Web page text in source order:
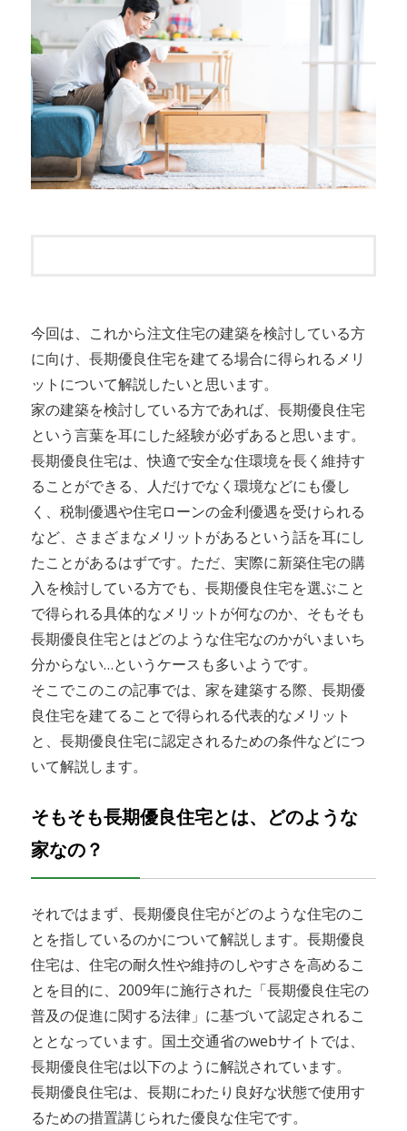
今回は、これから注文住宅の建築を検討している方
に向け、長期優良住宅を建てる場合に得られるメリ
ットについて解説したいと思います。
家の建築を検討している方であれば、長期優良住宅
という言葉を耳にした経験が必ずあると思います。
長期優良住宅は、快適で安全な住環境を長く維持す
ることができる、人だけでなく環境などにも優し
く、税制優遇や住宅ローンの金利優遇を受けられる
など、さまざまなメリットがあるという話を耳にし
たことがあるはずです。ただ、実際に新築住宅の購
入を検討している方でも、長期優良住宅を選ぶこと
で得られる具体的なメリットが何なのか、そもそも
長期優良住宅とはどのような住宅なのかがいまいち
分からない…というケースも多いようです。
そこでこのこの記事では、家を建築する際、長期優
良住宅を建てることで得られる代表的なメリット
と、長期優良住宅に認定されるための条件などにつ
いて解説します。
そもそも長期優良住宅とは、どのような
家なの？
それではまず、長期優良住宅がどのような住宅のこ
とを指しているのかについて解説します。長期優良
住宅は、住宅の耐久性や維持のしやすさを高めるこ
とを目的に、2009年に施行された「長期優良住宅の
普及の促進に関する法律」に基づいて認定されるこ
ととなっています。国土交通省のwebサイトでは、
長期優良住宅は以下のように解説されています。
長期優良住宅は、長期にわたり良好な状態で使用す
るための措置講じられた優良な住宅です。